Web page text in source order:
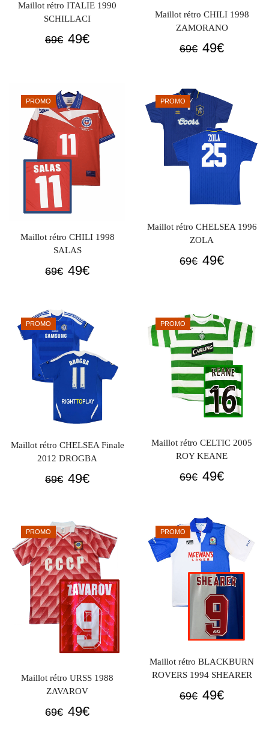
Maillot rétro ITALIE 1990
SCHILLACI
69€ Le
69€.
49€Le
49€.
Maillot rétro CHILI 1998
ZAMORANO
69€ Le
était :
69€.
49€Le
49€.
PROMO
Maillot rétro CHILI 1998
SALAS
69€ Le
était :
69€.
49€Le
49€.
PROMO
Maillot rétro CHELSEA 1996
ZOLA
69€ Le
69€.
49€Le
49€.
PROMO
Maillot rétro CHELSEA Finale
2012 DROGBA
69€ Le
était :
69€.
49€Le
est :
49€.
PROMO
Maillot rétro CELTIC 2005
ROY KEANE
69€ Le
était :
69€.
49€Le
est :
49€.
PROMO
Maillot rétro URSS 1988
ZAVAROV
69€ Le
49€Le
PROMO
Maillot rétro BLACKBURN
ROVERS 1994 SHEARER
69€ Le
49€Le